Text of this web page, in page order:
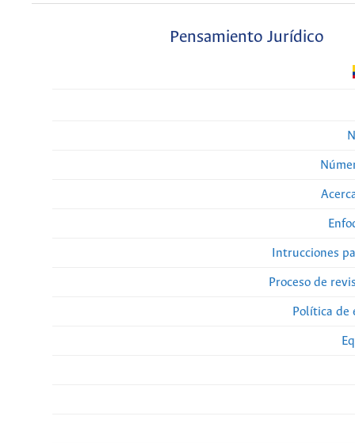
Pensamiento Jurídico
Intrucciones
Proceso de
Política